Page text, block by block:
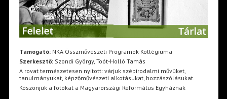
Támogató:NKA Összművészeti Programok Kollégiuma
Szerkesztő:Szondi György, Toót-Holló Tamás
A rovat természetesen nyitott: várjuk szépirodalmi művüket,
tanulmányukat, képzőművészeti alkotásukat, hozzászólásukat.
Köszönjük a fotókat a Magyarországi Református Egyháznak